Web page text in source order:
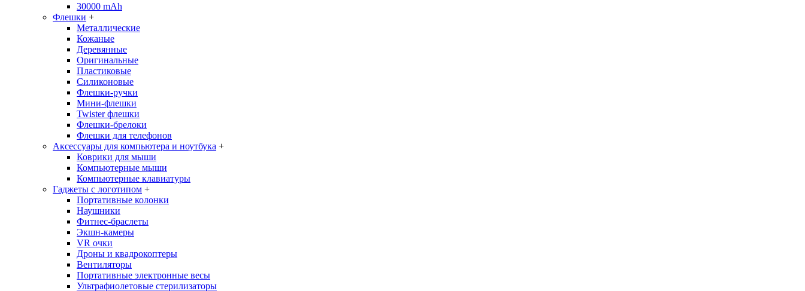
30000 mAh
Флешки +
Металлические
Кожаные
Деревянные
Оригинальные
Пластиковые
Силиконовые
Флешки-ручки
Мини-флешки
Twister флешки
Флешки-брелоки
Флешки для телефонов
Аксессуары для компьютера и ноутбука +
Коврики для мыши
Компьютерные мыши
Компьютерные клавиатуры
Гаджеты с логотипом +
Портативные колонки
Наушники
Фитнес-браслеты
Экшн-камеры
VR очки
Дроны и квадрокоптеры
Вентиляторы
Портативные электронные весы
Ультрафиолетовые стерилизаторы